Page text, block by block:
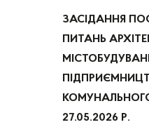
ЗАСІДАННЯ
ПИТАНЬ
27.05.2026 Р.